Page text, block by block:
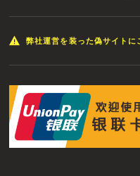
弊社運営を装った偽サイトに